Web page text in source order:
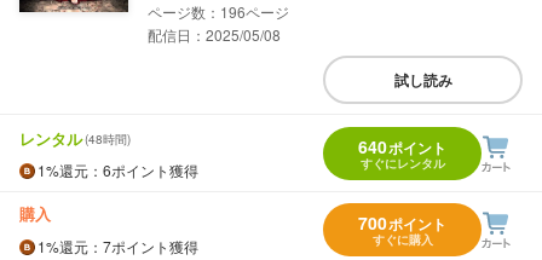
196
配信日：2025/05/08
試し読み
レンタル(48時間)
1%還元 ：6ポイント獲得
640ポイント
すぐにレンタル
購入
1%還元 ：7ポイント獲得
700ポイント
すぐに購入